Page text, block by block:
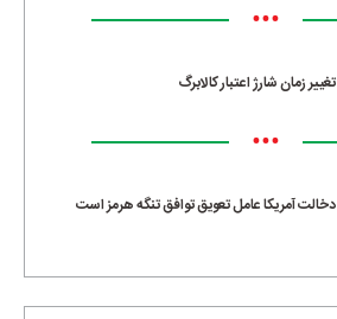
•••
تغییر زمان شارژ اعتبار کالابرگ
•••
دخالت آمریکا عامل تعویق توافق تنگه هرمز است